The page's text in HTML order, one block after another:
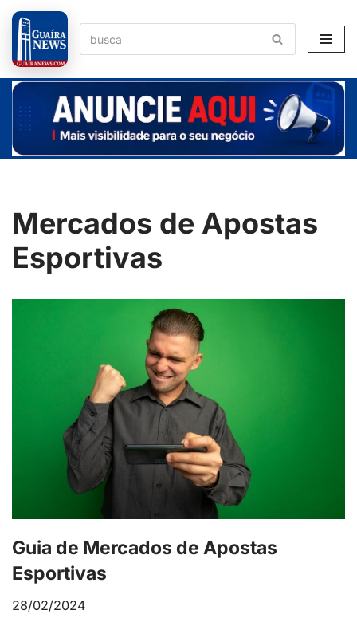
Pular
para
o
conteúdo
Mercados de Apostas
Esportivas
Guia de Mercados de Apostas
Esportivas
28/02/2024